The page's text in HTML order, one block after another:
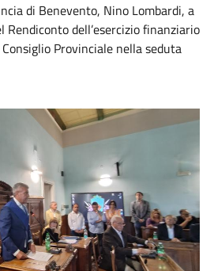
di Benevento, Nino Lombardi, a
Rendiconto dell’esercizio finanziario
Provinciale nella seduta